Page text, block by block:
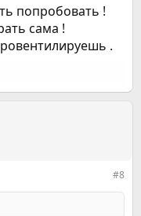
попробовать !
сама !
.
#8